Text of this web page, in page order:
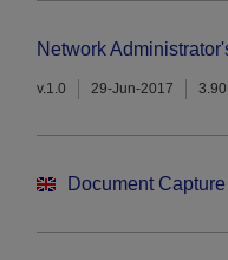
Network
v.1.0 29-Jun-2017
Document